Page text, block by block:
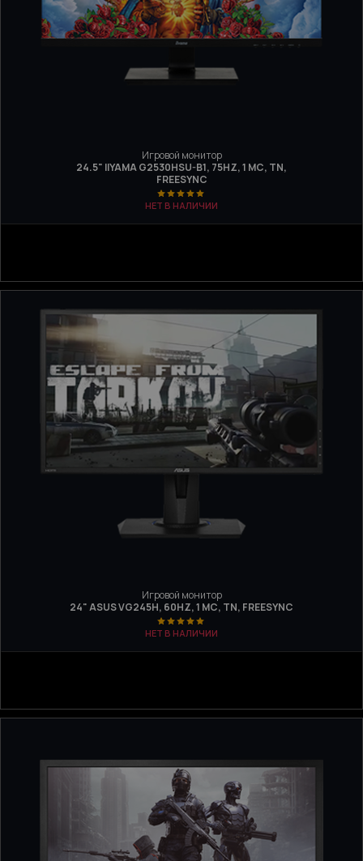
Игровой монитор
24.5" IIYAMA G2530HSU-B1, 75HZ, 1 МС, TN,
FREESYNC
НЕТ В НАЛИЧИИ
Игровой монитор
24" ASUS VG245H, 60HZ, 1 МС, TN, FREESYNC
НЕТ В НАЛИЧИИ